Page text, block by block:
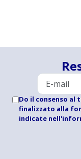
Do il consenso
finalizzato alla
indicate